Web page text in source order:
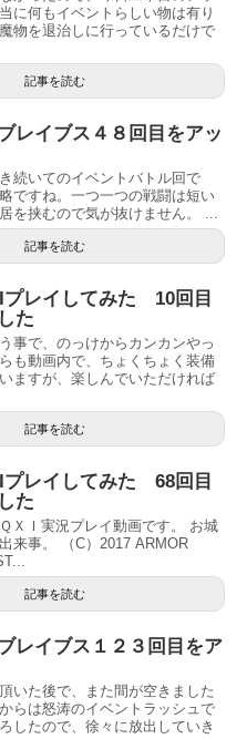
に何もイベントらしい物は有り
物を退治しに行っているだけで
記事を読む
レイブス４８回目をアッ
続いてのイベントバトル回で
ですね。一つ一つの戦闘は短い
を挟むので気が抜けません。 ...
記事を読む
プレイしてみた 10回目
た
事で、のっけからカンカンやっ
も動画内で、ちょくちょく装備
ますが、楽しんでいただければ
記事を読む
プレイしてみた 68回目
た
ＸＩ実況プレイ動画です。 お城
来事。 （C）2017 ARMOR
記事を読む
レイブス１２３回目をア
いた後で、また間が空きました
らは怒涛のイベントラッシュで
したので、徐々に放出していき